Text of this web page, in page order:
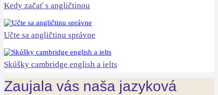
Kedy začať s angličtinou
Učte sa angličtinu správne
Skúšky cambridge english a ielts
Zaujala vás naša jazyková